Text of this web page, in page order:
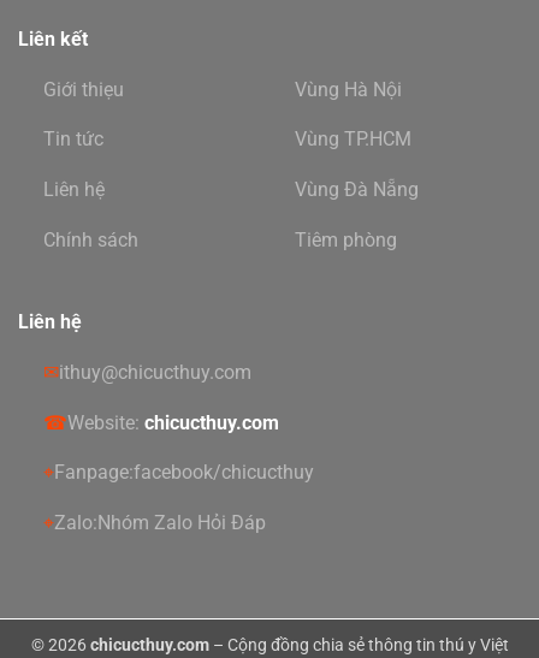
Liên kết
Giới thiẹu
Tin tức
Liên hệ
Chính sách
Vùng Hà Nội
Vùng TP.HCM
Vùng Đà Nẵng
Tiêm phòng
Liên hệ
✉ithuy@chicucthuy.com
☎Website: chicucthuy.com
⌖Fanpage:facebook/chicucthuy
⌖Zalo:Nhóm Zalo Hỏi Đáp
© 2026 chicucthuy.com– Cộng đồng chia sẻ thông tin thú y Việt